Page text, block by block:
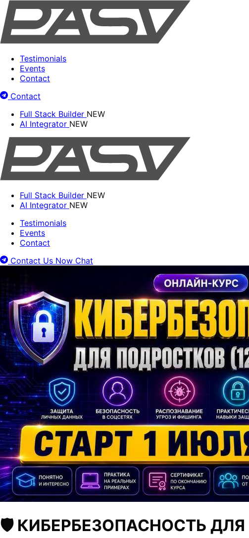
Testimonials
Events
Contact
Contact
Full Stack Builder NEW
AI Integrator NEW
Full Stack Builder NEW
AI Integrator NEW
Testimonials
Events
Contact
Contact Us Now Chat
🛡️ КИБЕРБЕЗОПАСНОСТЬ ДЛЯ